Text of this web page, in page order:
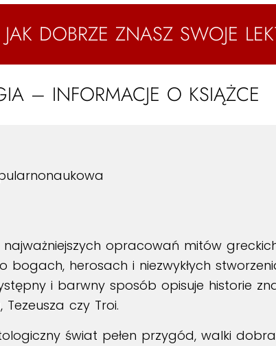
DOBRZE ZNASZ SWOJE
– INFORMACJE O KSIĄŻCE
opracowań mitów
herosach i niezwykłych
i barwny sposób opisuje historie
czy Troi.
świat pełen przygód, walki dobra